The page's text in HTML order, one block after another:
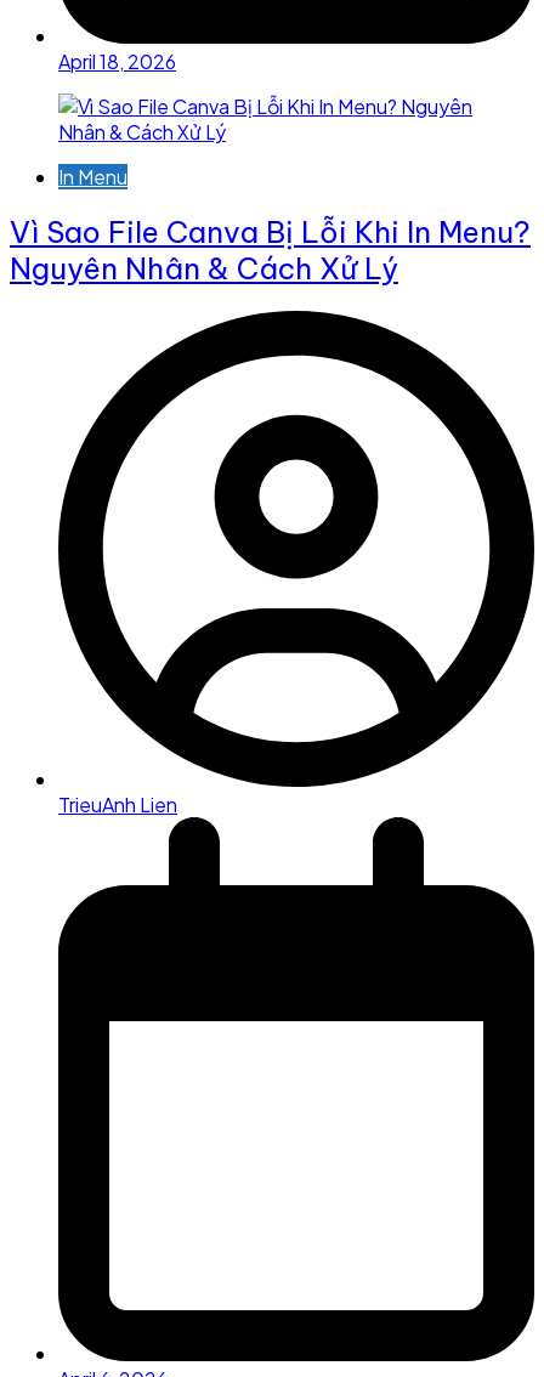
April 18, 2026
In Menu
Vì Sao File Canva Bị Lỗi Khi In Menu?
Nguyên Nhân & Cách Xử Lý
TrieuAnh Lien